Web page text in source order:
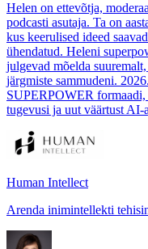
Helen on ettevõtja,
podcasti asutaja. Ta on
kus keerulised ideed
ühendatud. Heleni
julgevad mõelda
järgmiste sammudeni.
SUPERPOWER formaadi,
tugevusi ja uut väärtust AI-
Human Intellect
Arenda inimintellekti